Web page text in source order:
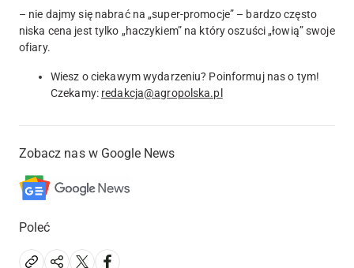
– nie dajmy się nabrać na „super-promocje” – bardzo często
niska cena jest tylko „haczykiem” na który oszuści „łowią” swoje
ofiary.
Wiesz o ciekawym wydarzeniu? Poinformuj nas o tym!
Czekamy: redakcja@agropolska.pl
Zobacz nas w Google News
Poleć